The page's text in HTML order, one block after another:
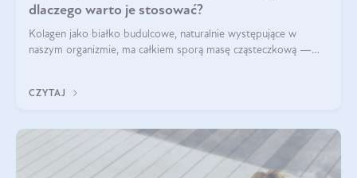
dlaczego warto je stosować?
Kolagen jako białko budulcowe, naturalnie występujące w
naszym organizmie, ma całkiem sporą masę cząsteczkową —
bardziej biodostępny
CZYTAJ